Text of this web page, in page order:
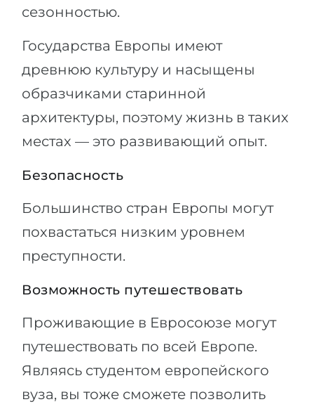
сезонностью.
Государства Европы имеют
древнюю культуру и насыщены
образчиками старинной
архитектуры, поэтому жизнь в таких
местах — это развивающий опыт.
Безопасность
Большинство стран Европы могут
похвастаться низким уровнем
преступности.
Возможность путешествовать
Проживающие в Евросоюзе могут
путешествовать по всей Европе.
Являясь студентом европейского
вуза, вы тоже сможете позволить